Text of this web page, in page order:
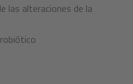
las alteraciones de la